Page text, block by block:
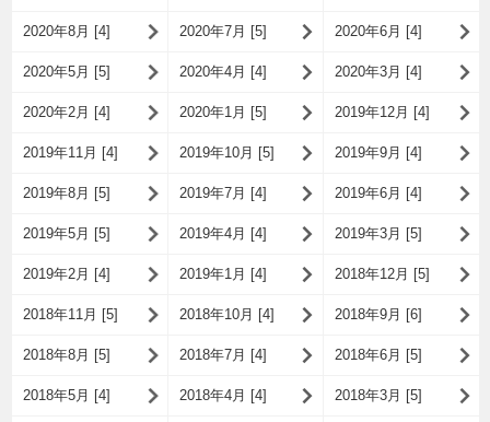
2020年8月 [4] 2020年7月 [5] 2020年6月 [4]
2020年5月 [5] 2020年4月 [4] 2020年3月 [4]
2020年2月 [4] 2020年1月 [5] 2019年12月 [4]
2019年11月 [4] 2019年10月 [5] 2019年9月 [4]
2019年8月 [5] 2019年7月 [4] 2019年6月 [4]
2019年5月 [5] 2019年4月 [4] 2019年3月 [5]
2019年2月 [4] 2019年1月 [4] 2018年12月 [5]
2018年11月 [5] 2018年10月 [4] 2018年9月 [6]
2018年8月 [5] 2018年7月 [4] 2018年6月 [5]
2018年5月 [4] 2018年4月 [4] 2018年3月 [5]